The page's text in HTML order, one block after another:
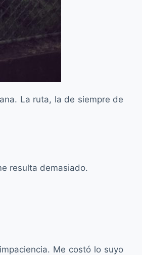
La ruta, la de siempre de
resulta demasiado.
Me costó lo suyo